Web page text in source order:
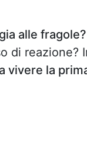
alle fragole?
di
vivere la